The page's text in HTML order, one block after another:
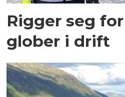
Rigger seg
glober i drift